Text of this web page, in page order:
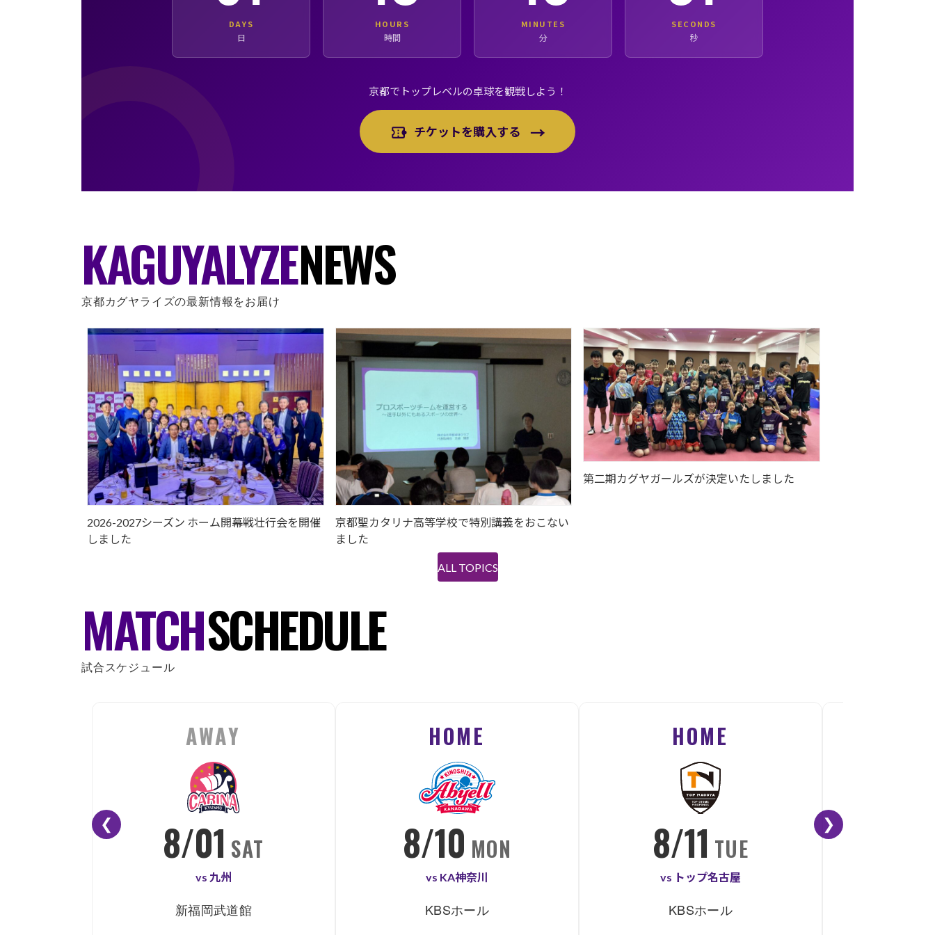
DAYS
日
HOURS
時間
MINUTES
分
SECONDS
秒
京都でトップレベルの卓球を観戦しよう！
チケットを購入する →
KAGUYALYZENEWS
京都カグヤライズの最新情報をお届け
2026-2027シーズン ホーム開幕戦壮行会を開催
しました
京都聖カタリナ高等学校で特別講義をおこない
ました
第二期カグヤガールズが決定いたしました
ALL TOPICS
MATCHSCHEDULE
試合スケジュール
AWAY
8/01 SAT
vs 九州
新福岡武道館
HOME
8/10 MON
vs KA神奈川
KBSホール
HOME
8/11 TUE
vs トップ名古屋
KBSホール
❮ ❯